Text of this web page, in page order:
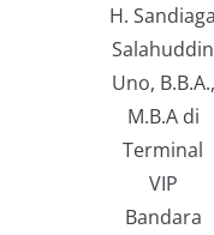
H. Sandiaga
Salahuddin
Uno, B.B.A.,
M.B.A di
Terminal
VIP
Bandara